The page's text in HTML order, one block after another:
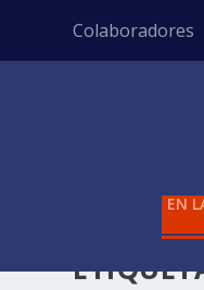
Colaboradores
EN